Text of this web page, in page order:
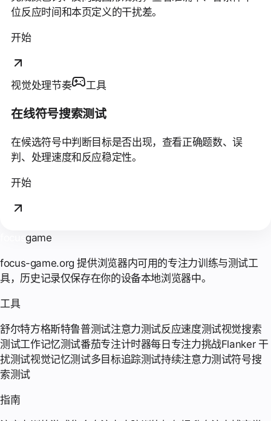
位反应时间和本页定义的干扰差。
开始
视觉处理节奏 工具
在线符号搜索测试
在候选符号中判断目标是否出现，查看正确题数、误
判、处理速度和反应稳定性。
开始
focusgame
focus-game.org 提供浏览器内可用的专注力训练与测试工
具，历史记录仅保存在你的设备本地浏览器中。
工具
舒尔特方格斯特鲁普测试注意力测试反应速度测试视觉搜索
测试工作记忆测试番茄专注计时器每日专注力挑战Flanker 干
扰测试视觉记忆测试多目标追踪测试持续注意力测试符号搜
索测试
指南